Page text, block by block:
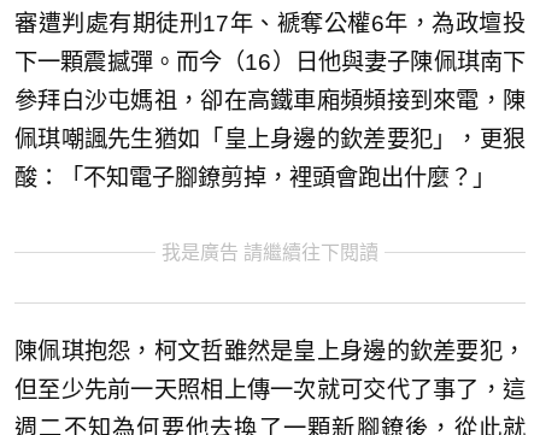
審遭判處有期徒刑17年、褫奪公權6年，為政壇投
下一顆震撼彈。而今（16）日他與妻子陳佩琪南下
參拜白沙屯媽祖，卻在高鐵車廂頻頻接到來電，陳
佩琪嘲諷先生猶如「皇上身邊的欽差要犯」，更狠
酸：「不知電子腳鐐剪掉，裡頭會跑出什麼？」
我是廣告 請繼續往下閱讀
陳佩琪抱怨，柯文哲雖然是皇上身邊的欽差要犯，
但至少先前一天照相上傳一次就可交代了事了，這
週二不知為何要他去換了一顆新腳鐐後，從此就